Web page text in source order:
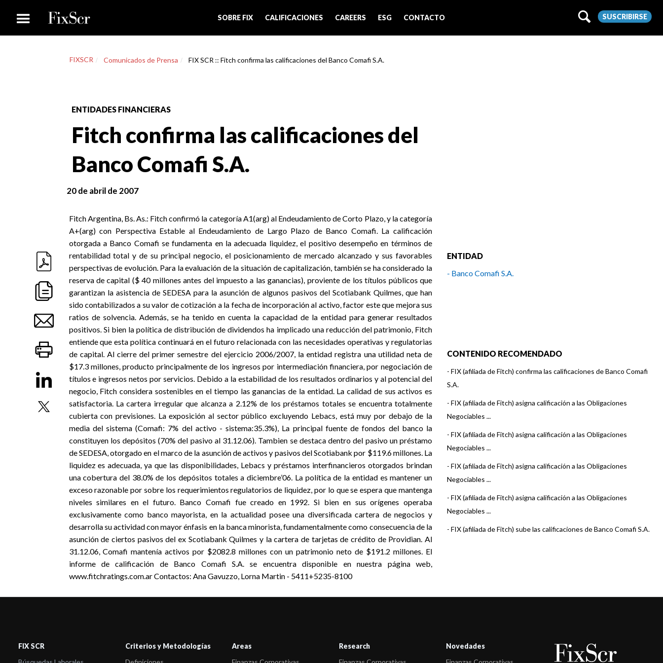
SOBRE FIX CALIFICACIONES CAREERS ESG CONTACTO SUSCRIBIRSE
FIXSCR Comunicados de Prensa FIX SCR :: Fitch confirma las calificaciones del Banco Comafi S.A.
ENTIDADES FINANCIERAS
Fitch confirma las calificaciones del
Banco Comafi S.A.
20 de abril de 2007
Fitch Argentina, Bs. As.: Fitch confirmó la categoría A1(arg) al Endeudamiento de Corto Plazo, y la categoría
A+(arg) con Perspectiva Estable al Endeudamiento de Largo Plazo de Banco Comafi. La calificación
otorgada a Banco Comafi se fundamenta en la adecuada liquidez, el positivo desempeño en términos de
rentabilidad total y de su principal negocio, el posicionamiento de mercado alcanzado y sus favorables
perspectivas de evolución. Para la evaluación de la situación de capitalización, también se ha considerado la
reserva de capital ($ 40 millones antes del impuesto a las ganancias), proviente de los títulos públicos que
garantizan la asistencia de SEDESA para la asunción de algunos pasivos del Scotiabank Quilmes, que han
sido contabilizados a su valor de cotización a la fecha de incorporación al activo, factor este que mejora sus
ratios de solvencia. Además, se ha tenido en cuenta la capacidad de la entidad para generar resultados
positivos. Si bien la política de distribución de dividendos ha implicado una reducción del patrimonio, Fitch
entiende que esta política continuará en el futuro relacionada con las necesidades operativas y regulatorias
de capital. Al cierre del primer semestre del ejercicio 2006/2007, la entidad registra una utilidad neta de
$17.3 millones, producto principalmente de los ingresos por intermediación financiera, por negociación de
títulos e ingresos netos por servicios. Debido a la estabilidad de los resultados ordinarios y al potencial del
negocio, Fitch considera sostenibles en el tiempo las ganancias de la entidad. La calidad de sus activos es
satisfactoria. La cartera irregular que alcanza a 2.12% de los préstamos totales se encuentra totalmente
cubierta con previsiones. La exposición al sector público excluyendo Lebacs, está muy por debajo de la
media del sistema (Comafi: 7% del activo - sistema:35.3%), La principal fuente de fondos del banco la
constituyen los depósitos (70% del pasivo al 31.12.06). Tambien se destaca dentro del pasivo un préstamo
de SEDESA, otorgado en el marco de la asunción de activos y pasivos del Scotiabank por $119.6 millones. La
liquidez es adecuada, ya que las disponibilidades, Lebacs y préstamos interfinancieros otorgados brindan
una cobertura del 38.0% de los depósitos totales a diciembre’06. La política de la entidad es mantener un
exceso razonable por sobre los requerimientos regulatorios de liquidez, por lo que se espera que mantenga
niveles similares en el futuro. Banco Comafi fue creado en 1992. Si bien en sus orígenes operaba
exclusivamente como banco mayorista, en la actualidad posee una diversificada cartera de negocios y
desarrolla su actividad con mayor énfasis en la banca minorista, fundamentalmente como consecuencia de la
asunción de ciertos pasivos del ex Scotiabank Quilmes y la cartera de tarjetas de crédito de Providian. Al
31.12.06, Comafi mantenía activos por $2082.8 millones con un patrimonio neto de $191.2 millones. El
informe de calificación de Banco Comafi S.A. se encuentra disponible en nuestra página web,
www.fitchratings.com.ar Contactos: Ana Gavuzzo, Lorna Martin - 5411+5235-8100
ENTIDAD
- Banco Comafi S.A.
CONTENIDO RECOMENDADO
- FIX (afiliada de Fitch) confirma las calificaciones de Banco Comafi
S.A.
- FIX (afiliada de Fitch) asigna calificación a las Obligaciones
Negociables ...
- FIX (afiliada de Fitch) asigna calificación a las Obligaciones
Negociables ...
- FIX (afiliada de Fitch) asigna calificación a las Obligaciones
Negociables ...
- FIX (afiliada de Fitch) asigna calificación a las Obligaciones
Negociables ...
- FIX (afiliada de Fitch) sube las calificaciones de Banco Comafi S.A.
- FIX revisó a Estable la perspectiva de varias Entidades Financieras
-FIX (afiliada de Fitch) asigna calificación a las ON Clase 12 y 13 d ...
FIX SCR
Criterios y Metodologías
Areas
Research
Novedades